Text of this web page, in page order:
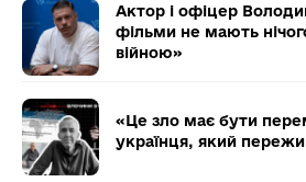
Актор і офіцер
фільми не мають
війною»
«Це зло має бути
українця, який